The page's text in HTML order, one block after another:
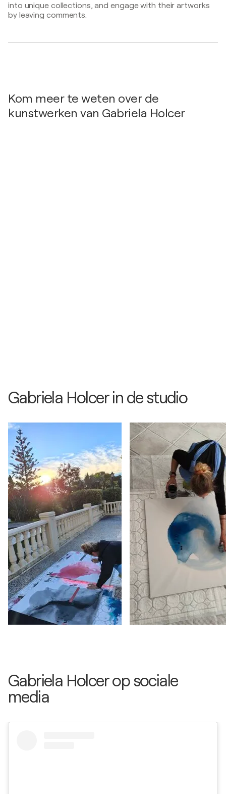
2x2 generations / Ujlipotvarosi Klub Galeria -
Budapest, Hongarije
into unique collections, and engage with their artworks
by leaving comments.
Kom meer te weten over de
kunstwerken van Gabriela Holcer
Gabriela Holcer in de studio
Gabriela Holcer op sociale
media